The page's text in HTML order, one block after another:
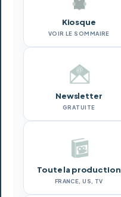
Kiosque
VOIR LE SOMMAIRE
Newsletter
GRATUITE
Toute la production
FRANCE, US, TV